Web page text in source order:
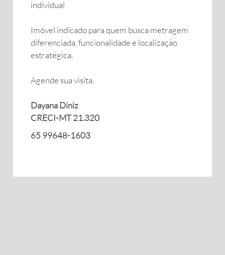
individual
Imóvel indicado para quem busca metragem
diferenciada, funcionalidade e localização
estratégica.
Agende sua visita.
Dayana Diniz
CRECI-MT 21.320
65 99648-1603